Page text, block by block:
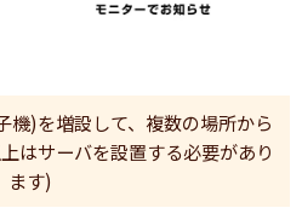
機)を増設して、複数の場所から
はサーバを設置する必要があり
ます)